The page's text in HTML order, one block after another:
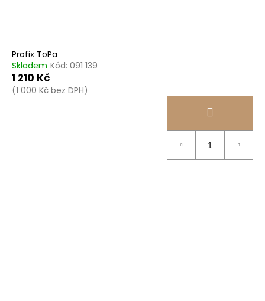
Profix ToPa
Skladem Kód: 091 139
1 210 Kč
(1 000 Kč bez DPH)